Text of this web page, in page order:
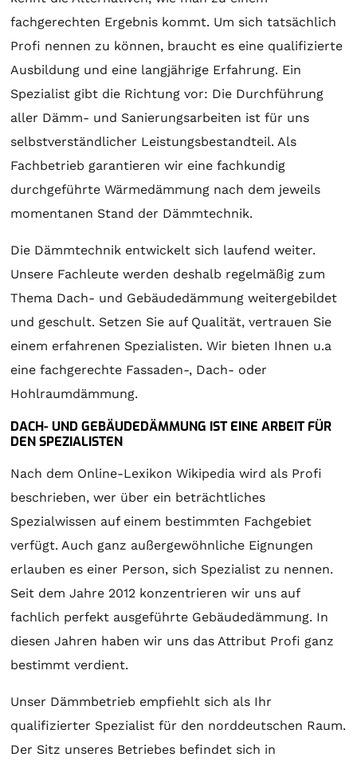
fachgerechten Ergebnis kommt. Um sich tatsächlich
Profi nennen zu können, braucht es eine qualifizierte
Ausbildung und eine langjährige Erfahrung. Ein
Spezialist gibt die Richtung vor: Die Durchführung
aller Dämm- und Sanierungsarbeiten ist für uns
selbstverständlicher Leistungsbestandteil. Als
Fachbetrieb garantieren wir eine fachkundig
durchgeführte Wärmedämmung nach dem jeweils
momentanen Stand der Dämmtechnik.
Die Dämmtechnik entwickelt sich laufend weiter.
Unsere Fachleute werden deshalb regelmäßig zum
Thema Dach- und Gebäudedämmung weitergebildet
und geschult. Setzen Sie auf Qualität, vertrauen Sie
einem erfahrenen Spezialisten. Wir bieten Ihnen u.a
eine fachgerechte Fassaden-, Dach- oder
Hohlraumdämmung.
DACH- UND GEBÄUDEDÄMMUNG IST EINE ARBEIT FÜR
DEN SPEZIALISTEN
Nach dem Online-Lexikon Wikipedia wird als Profi
beschrieben, wer über ein beträchtliches
Spezialwissen auf einem bestimmten Fachgebiet
verfügt. Auch ganz außergewöhnliche Eignungen
erlauben es einer Person, sich Spezialist zu nennen.
Seit dem Jahre 2012 konzentrieren wir uns auf
fachlich perfekt ausgeführte Gebäudedämmung. In
diesen Jahren haben wir uns das Attribut Profi ganz
bestimmt verdient.
Unser Dämmbetrieb empfiehlt sich als Ihr
qualifizierter Spezialist für den norddeutschen Raum.
Der Sitz unseres Betriebes befindet sich in